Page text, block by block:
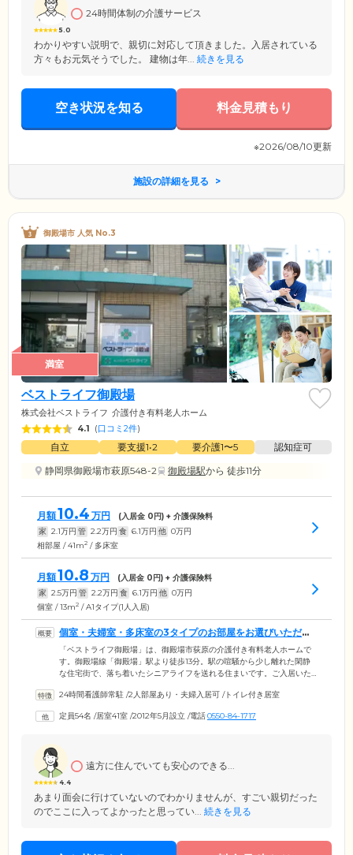
5.0
24時間体制の介護サービス
わかりやすい説明で、親切に対応して頂きました。入居されている
方々もお元気そうでした。 建物は年... 続きを見る
空き状況を知る 料金見積もり
※2026/08/10更新
施設の詳細を見る
御殿場市 人気 No.3
満室
ベストライフ御殿場
株式会社ベストライフ 介護付き有料老人ホーム
4.1 (口コミ2件)
自立 要支援1•2 要介護1〜5
認知症可
静岡県御殿場市萩原548-2
御殿場駅から 徒歩11分
月額10.4 万円 (入居金 0円) + 介護保険料
家 2.1万円 管 2.2万円 食 6.1万円 他 0万円
相部屋 / 41m2 / 多床室
月額10.8 万円 (入居金 0円) + 介護保険料
家 2.5万円 管 2.2万円 食 6.1万円 他 0万円
個室 / 13m2 / A1タイプ(1人入居)
個室・夫婦室・多床室の3タイプのお部屋をお選びいただけ
ます
「ベストライフ御殿場」は、御殿場市荻原の介護付き有料老人ホームで
す。御殿場線「御殿場」駅より徒歩13分。駅の喧騒から少し離れた閑静
な住宅街で、落ち着いたシニアライフを送れる住まいです。ご入居いた
から要支援・要介護の認定を受けた方まで、幅広い身体状況の方々が必
お住まいになる居室は、プライバシーに配慮した個室・おふたりでご入
24時間看護師常駐 /2人部屋あり・夫婦入居可 /トイレ付き居室
定員54名 /居室41室 /2012年5月設立 /電話0550-84-1717
4.4
遠方に住んでいても安心のできる...
あまり面会に行けていないのでわかりませんが、すごい親切だった
のでここに入ってよかったと思ってい... 続きを見る